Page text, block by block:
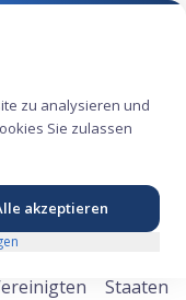
Staaten
zu analysieren und
Sie zulassen
akzeptieren